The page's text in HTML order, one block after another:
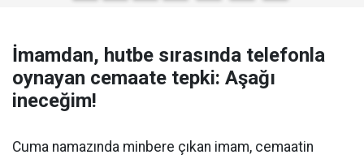
İmamdan, hutbe sırasında telefonla
oynayan cemaate tepki: Aşağı
ineceğim!
Cuma namazında minbere çıkan imam, cemaatin